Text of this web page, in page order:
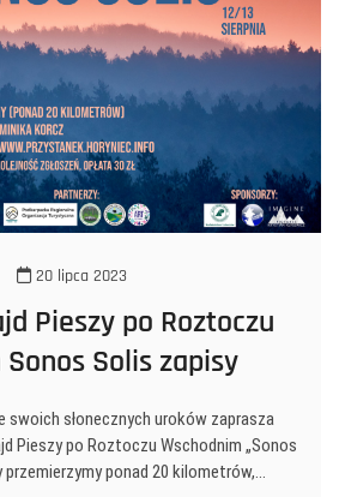
20 lipca 2023
Pieszy po Roztoczu
Solis zapisy
swoich słonecznych uroków zaprasza
Pieszy po Roztoczu Wschodnim „Sonos
przemierzymy ponad 20 kilometrów,…